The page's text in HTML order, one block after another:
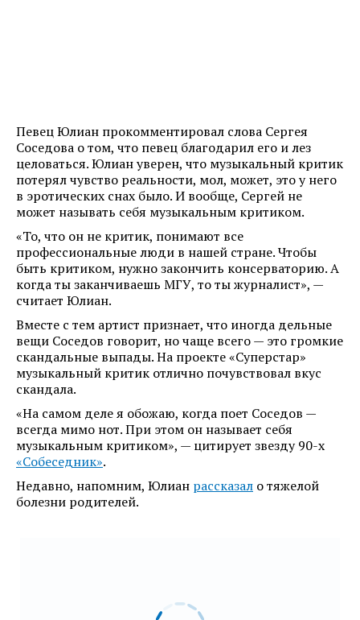
Певец Юлиан прокомментировал слова Сергея
Соседова о том, что певец благодарил его и лез
целоваться. Юлиан уверен, что музыкальный критик
потерял чувство реальности, мол, может, это у него
в эротических снах было. И вообще, Сергей не
может называть себя музыкальным критиком.
«То, что он не критик, понимают все
профессиональные люди в нашей стране. Чтобы
быть критиком, нужно закончить консерваторию. А
когда ты заканчиваешь МГУ, то ты журналист», —
считает Юлиан.
Вместе с тем артист признает, что иногда дельные
вещи Соседов говорит, но чаще всего — это громкие
скандальные выпады. На проекте «Суперстар»
музыкальный критик отлично почувствовал вкус
скандала.
«На самом деле я обожаю, когда поет Соседов —
всегда мимо нот. При этом он называет себя
музыкальным критиком», — цитирует звезду 90-х
«Собеседник».
Недавно, напомним, Юлиан рассказал о тяжелой
болезни родителей.